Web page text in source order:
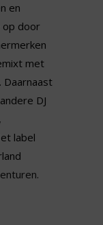
en
op door
met
DJ
label
.